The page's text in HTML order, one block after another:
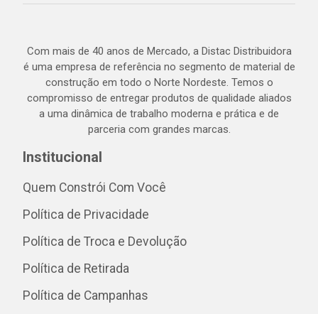
Com mais de 40 anos de Mercado, a Distac Distribuidora
é uma empresa de referência no segmento de material de
construção em todo o Norte Nordeste. Temos o
compromisso de entregar produtos de qualidade aliados
a uma dinâmica de trabalho moderna e prática e de
parceria com grandes marcas.
Institucional
Quem Constrói Com Você
Política de Privacidade
Política de Troca e Devolução
Política de Retirada
Política de Campanhas